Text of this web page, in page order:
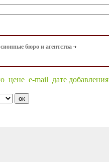
бюро и агентства
цене e-mail дате добавления